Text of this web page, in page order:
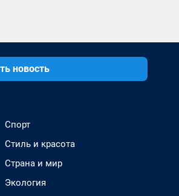
новость
Спорт
Стиль и красота
Страна и мир
Экология